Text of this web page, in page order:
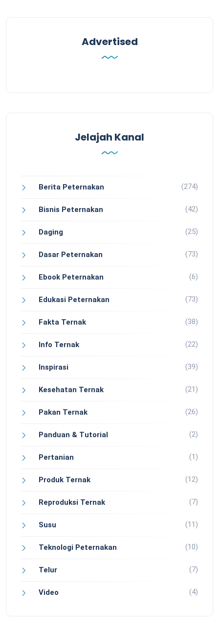
Advertised
Jelajah Kanal
Berita Peternakan (274)
Bisnis Peternakan (42)
Daging (25)
Dasar Peternakan (73)
Ebook Peternakan (6)
Edukasi Peternakan (73)
Fakta Ternak (38)
Info Ternak (22)
Inspirasi (39)
Kesehatan Ternak (21)
Pakan Ternak (26)
Panduan & Tutorial (2)
Pertanian (1)
Produk Ternak (12)
Reproduksi Ternak (7)
Susu (11)
Teknologi Peternakan (10)
Telur (7)
Video (4)